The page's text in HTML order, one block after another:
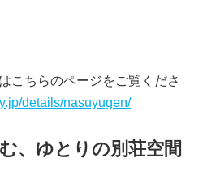
こちらのページをご覧くださ
details/nasuyugen/
、ゆとりの別荘空間